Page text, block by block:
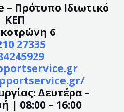
Πρότυπο Ιδιωτικό
ΚΕΠ
6
27335
Δευτέρα –
| 08:00 – 16:00